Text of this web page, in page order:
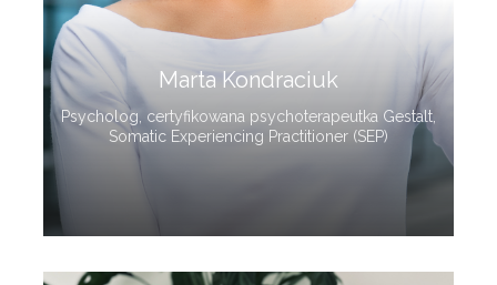
Marta Kondraciuk
Psycholog, certyfikowana psychoterapeutka Gestalt,
Somatic Experiencing Practitioner (SEP)